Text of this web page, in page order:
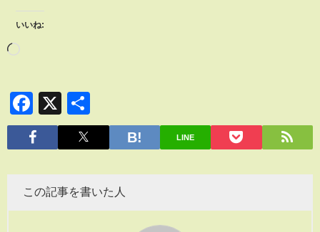
いいね:
Facebook
X
有
LINE
この記事を書いた人